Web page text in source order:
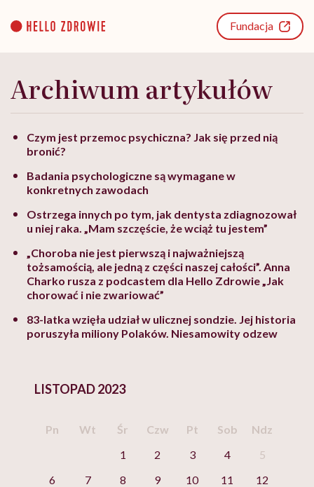
content
Fundacja
Archiwum artykułów
Czym jest przemoc psychiczna? Jak się przed nią
bronić?
Badania psychologiczne są wymagane w
konkretnych zawodach
Ostrzega innych po tym, jak dentysta zdiagnozował
u niej raka. „Mam szczęście, że wciąż tu jestem”
„Choroba nie jest pierwszą i najważniejszą
tożsamością, ale jedną z części naszej całości”. Anna
Charko rusza z podcastem dla Hello Zdrowie „Jak
chorować i nie zwariować”
83-latka wzięła udział w ulicznej sondzie. Jej historia
poruszyła miliony Polaków. Niesamowity odzew
LISTOPAD 2023
Pn Wt Śr Czw Pt Sob
Ndz
1
2 3 4
5
6
7 8 9 10 11
12